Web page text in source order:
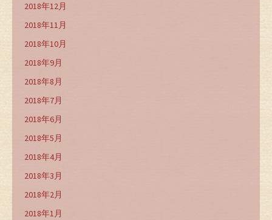
2018年12月
2018年11月
2018年10月
2018年9月
2018年8月
2018年7月
2018年6月
2018年5月
2018年4月
2018年3月
2018年2月
2018年1月